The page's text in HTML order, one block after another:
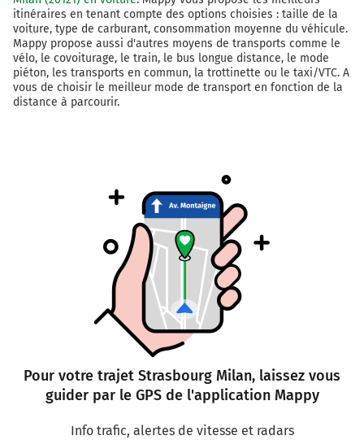
Zürich
St.Jakob
A2
Bern
Zürich
Delémont
Basel-Süd/St.Jakob
Birsfelden
Muttenz
Dreispitz/Freilager
A2
140 km
Prendre à droite et rejoindre A2 E35 E25. Continuer sur
150 km
itinéraires en tenant compte des options choisies : taille de la
voiture, type de carburant, consommation moyenne du véhicule.
Mappy propose aussi d'autres moyens de transports comme le
vélo, le covoiturage, le train, le bus longue distance, le mode
piéton, les transports en commun, la trottinette ou le taxi/VTC. A
vous de choisir le meilleur mode de transport en fonction de la
distance à parcourir.
Pour votre trajet Strasbourg Milan, laissez vous
guider par le GPS de l'application Mappy
Info trafic, alertes de vitesse et radars